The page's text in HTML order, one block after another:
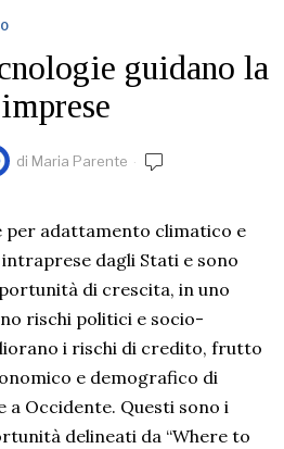
guidano la
di Maria Parente
per adattamento climatico e
dagli Stati e sono
di crescita, in uno
rischi politici e socio-
i rischi di credito, frutto
e demografico di
a Occidente. Questi sono i
delineati da “Where to